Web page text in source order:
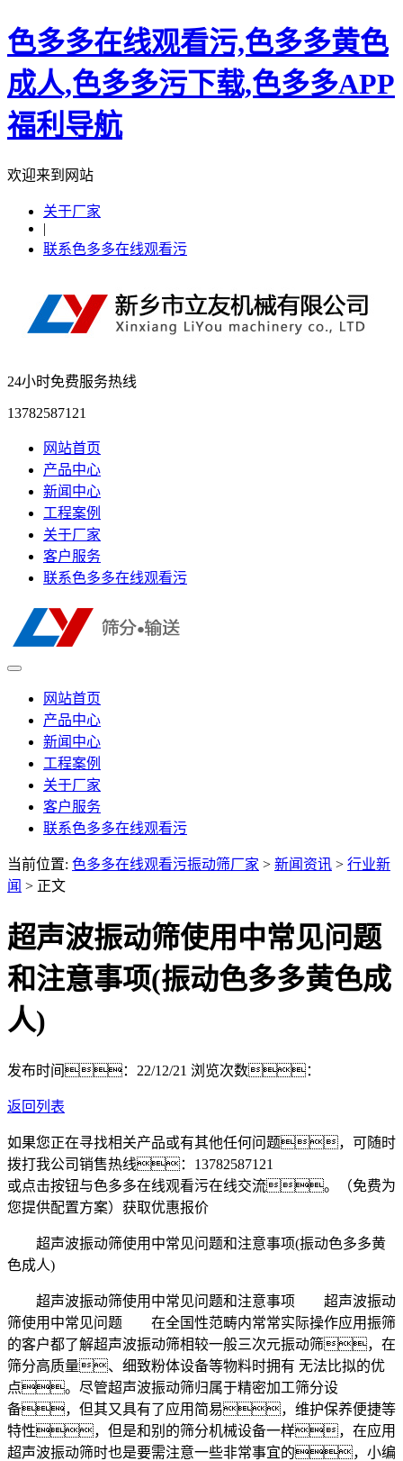
色多多在线观看污,色多多黄色
成人,色多多污下载,色多多APP
福利导航
欢迎来到网站
关于厂家
|
联系色多多在线观看污
24小时免费服务热线
13782587121
网站首页
产品中心
新闻中心
工程案例
关于厂家
客户服务
联系色多多在线观看污
网站首页
产品中心
新闻中心
工程案例
关于厂家
客户服务
联系色多多在线观看污
当前位置: 色多多在线观看污振动筛厂家 > 新闻资讯 > 行业新
闻 > 正文
超声波振动筛使用中常见问题
和注意事项(振动色多多黄色成
人)
发布时间：22/12/21 浏览次数：
返回列表
如果您正在寻找相关产品或有其他任何问题，可随时
拨打我公司销售热线： 13782587121
或点击按钮与色多多在线观看污在线交流。（免费为
您提供配置方案） 获取优惠报价
超声波振动筛使用中常见问题和注意事项(振动色多多黄
色成人)
超声波振动筛使用中常见问题和注意事项 超声波振动
筛使用中常见问题 在全国性范畴内常常实际操作应用振筛
的客户都了解超声波振动筛相较一般三次元振动筛，在
筛分高质量、细致粉体设备等物料时拥有 无法比拟的优
点。尽管超声波振动筛归属于精密加工筛分设
备，但其又具有了应用简易，维护保养便捷等
特性，但是和别的筛分机械设备一样，在应用
超声波振动筛时也是要需注意一些非常事宜的，小编